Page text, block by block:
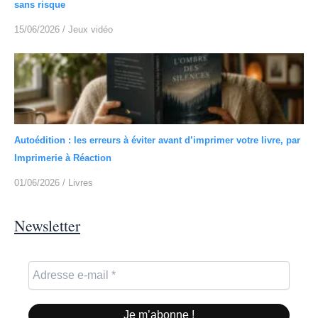
sans risque
15/06/2026 / Jeux vidéo
Autoédition : les erreurs à éviter avant d’imprimer votre livre, par
Imprimerie à Réaction
01/06/2026 / Livres
Newsletter